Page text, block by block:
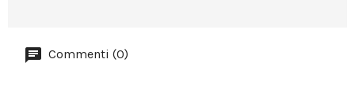
Commenti (0)